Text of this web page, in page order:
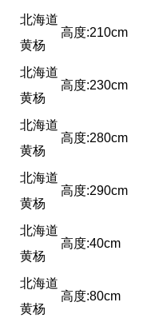
北海道
黄杨
高度:210cm
北海道
黄杨
高度:230cm
北海道
黄杨
高度:280cm
北海道
黄杨
高度:290cm
北海道
黄杨
高度:40cm
北海道
黄杨
高度:80cm